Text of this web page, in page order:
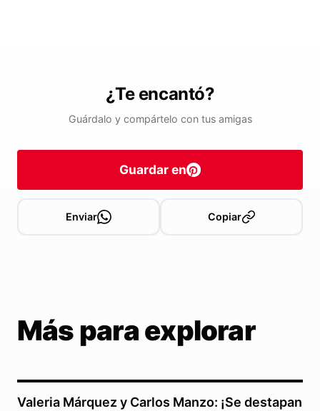
¿Te encantó?
Guárdalo y compártelo con tus amigas
Guardar en
Enviar Copiar
Más para explorar
Valeria Márquez y Carlos Manzo: ¡Se destapan